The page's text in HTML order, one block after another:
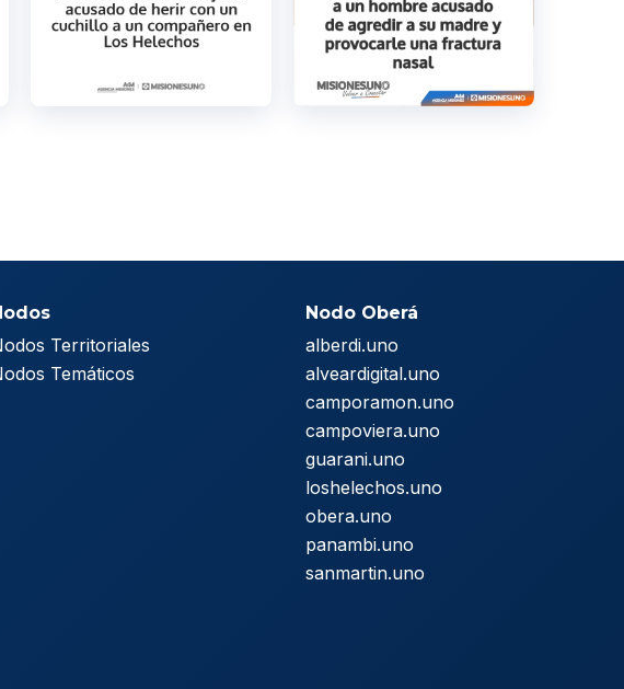
Territoriales
Temáticos
Nodo Oberá
alberdi.uno
alveardigital.uno
camporamon.uno
campoviera.uno
guarani.uno
loshelechos.uno
obera.uno
panambi.uno
sanmartin.uno